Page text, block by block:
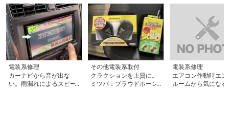
締め上げて作業出来たとの
事で一安心。随時作業内容
を画像付きで詳しく説明し
て頂いたので非常に分かり
易かったです。個人的な意
見ですが、自動車整備士は
ドクターだと思っていま
す。こちらの工場さんは名
医揃いですね。自分の命を
預けて乗っている自動車で
電装系修理
カーナビから音が出な
い。雨漏れによるスピー
その他電装系取付
クラクションを上質に。
ミツバ：プラウドホーン
電装系修理
エアコン作動時エン
ルームから気になる